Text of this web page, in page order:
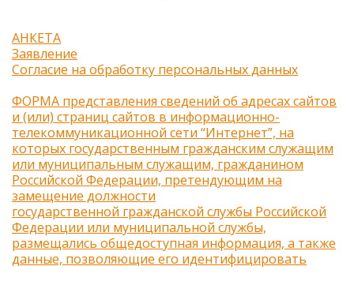
АНКЕТА
Заявление
Согласие на обработку персональных данных
ФОРМА представления сведений об адресах сайтов
и (или) страниц сайтов в информационно-
телекоммуникационной сети “Интернет”, на
которых государственным гражданским служащим
или муниципальным служащим, гражданином
Российской Федерации, претендующим на
замещение должности
государственной гражданской службы Российской
Федерации или муниципальной службы,
размещались общедоступная информация, а также
данные, позволяющие его идентифицировать